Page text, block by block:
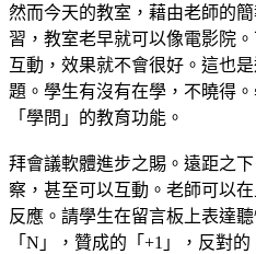
然而今天的教室，藉由老師的
習，教室老早就可以像電影院
互動，效果就不會很好。這也
題。學生有沒有在學，不曉得
「學問」的教育功能。
拜會議軟體進步之賜。遠距之
察，甚至可以互動。老師可以
反應。請學生在留言板上表達
「N」，贊成的「+1」，反對